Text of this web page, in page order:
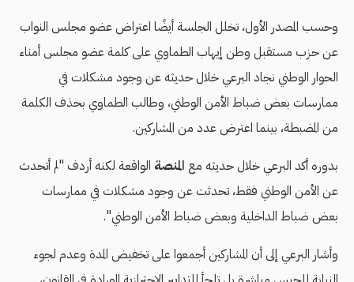
وحسب المصدر الأول، تخلل الجلسة أيضًا اعتراض عضو مجلس النواب
عن حزب مستقبل وطن إيهاب الطماوي على كلمة عضو مجلس أمناء
الحوار الوطني نجاد البرعي خلال حديثه عن وجود مشكلات في
ممارسات بعض ضباط الأمن الوطني، وطالب الطماوي بحذف الكلمة
من المضبطة، بينما اعترض عدد من المشاركين.
بدوره أكد البرعي خلال حديثه مع المنصة الواقعة لكنه أردف "لم أتحدث
عن الأمن الوطني فقط، تحدثت عن وجود مشكلات في ممارسات
بعض ضباط الداخلية وبعض ضباط الأمن الوطني".
وأشار البرعي إلى أن المشاركين أجمعوا على تخفيض المدة وعدم لجوء